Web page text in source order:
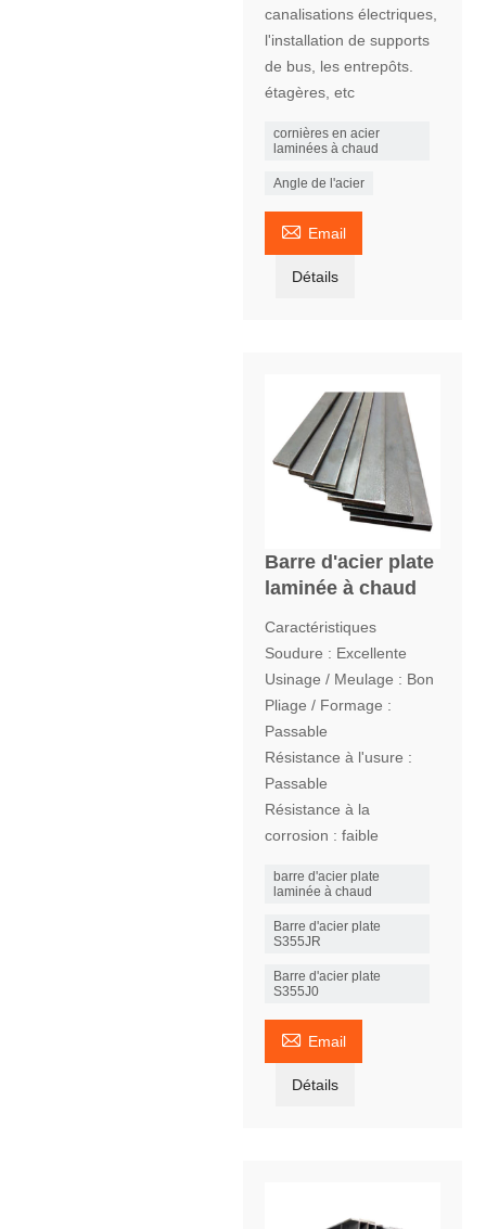
canalisations électriques,
l'installation de supports
de bus, les entrepôts.
étagères, etc
cornières en acier
laminées à chaud
Angle de l'acier
 Email
Détails
Barre d'acier plate
laminée à chaud
Caractéristiques
Soudure : Excellente
Usinage / Meulage : Bon
Pliage / Formage :
Passable
Résistance à l'usure :
Passable
Résistance à la
corrosion : faible
barre d'acier plate
laminée à chaud
Barre d'acier plate
S355JR
Barre d'acier plate
S355J0
 Email
Détails